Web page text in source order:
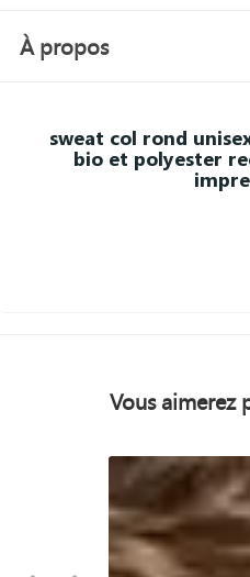
À propos
sweat col rond
bio et polyester
Vous aimerez